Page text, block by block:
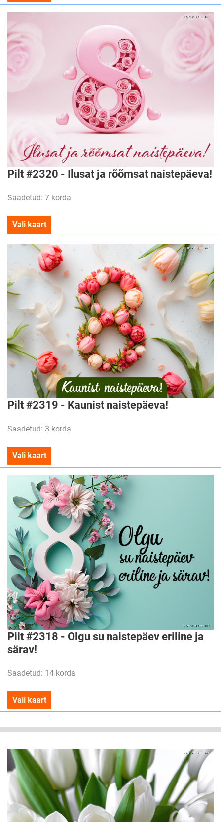
Pilt #2320 - Ilusat ja rõõmsat naistepäeva!
Saadetud: 7 korda
Vali kaart
Pilt #2319 - Kaunist naistepäeva!
Saadetud: 3 korda
Vali kaart
Pilt #2318 - Olgu su naistepäev eriline ja
särav!
Saadetud: 14 korda
Vali kaart